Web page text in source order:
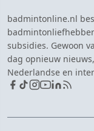
badmintonline.nl
subsidies. Gewoon
dag opnieuw
Nederlandse en